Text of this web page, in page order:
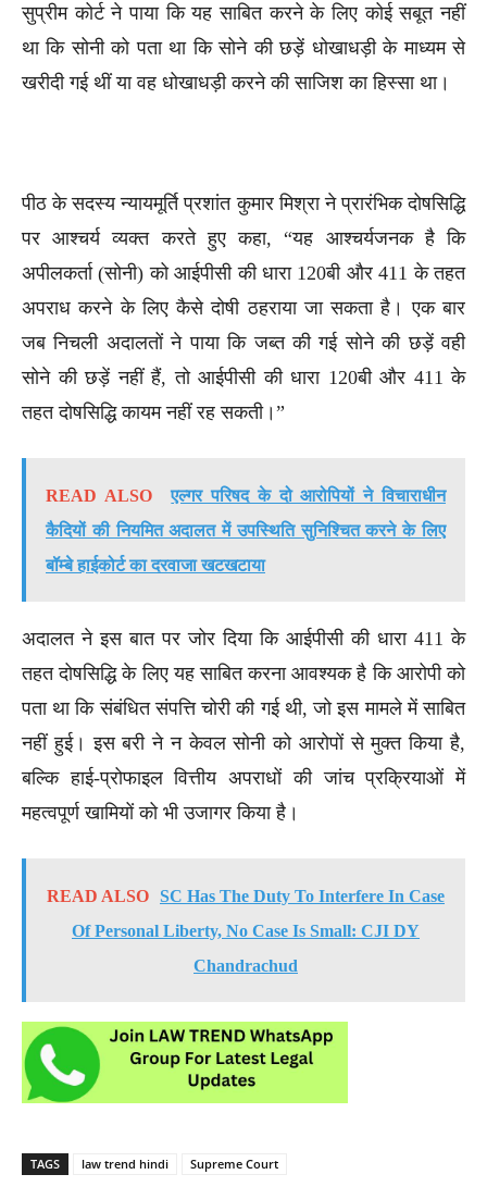
सुप्रीम कोर्ट ने पाया कि यह साबित करने के लिए कोई सबूत नहीं
था कि सोनी को पता था कि सोने की छड़ें धोखाधड़ी के माध्यम से
खरीदी गई थीं या वह धोखाधड़ी करने की साजिश का हिस्सा था।
पीठ के सदस्य न्यायमूर्ति प्रशांत कुमार मिश्रा ने प्रारंभिक दोषसिद्धि
पर आश्चर्य व्यक्त करते हुए कहा, “यह आश्चर्यजनक है कि
अपीलकर्ता (सोनी) को आईपीसी की धारा 120बी और 411 के तहत
अपराध करने के लिए कैसे दोषी ठहराया जा सकता है। एक बार
जब निचली अदालतों ने पाया कि जब्त की गई सोने की छड़ें वही
सोने की छड़ें नहीं हैं, तो आईपीसी की धारा 120बी और 411 के
तहत दोषसिद्धि कायम नहीं रह सकती।”
READ ALSO
एल्गर परिषद के दो आरोपियों ने विचाराधीन
कैदियों की नियमित अदालत में उपस्थिति सुनिश्चित करने के लिए
बॉम्बे हाईकोर्ट का दरवाजा खटखटाया
अदालत ने इस बात पर जोर दिया कि आईपीसी की धारा 411 के
तहत दोषसिद्धि के लिए यह साबित करना आवश्यक है कि आरोपी को
पता था कि संबंधित संपत्ति चोरी की गई थी, जो इस मामले में साबित
नहीं हुई। इस बरी ने न केवल सोनी को आरोपों से मुक्त किया है,
बल्कि हाई-प्रोफाइल वित्तीय अपराधों की जांच प्रक्रियाओं में
महत्वपूर्ण खामियों को भी उजागर किया है।
READ ALSO SC Has The Duty To Interfere In Case
Of Personal Liberty, No Case Is Small: CJI DY
Chandrachud
TAGS law trend hindi Supreme Court